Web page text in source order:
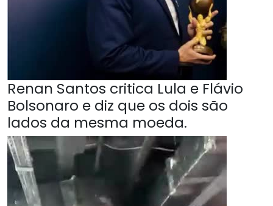
Renan Santos critica Lula e Flávio
Bolsonaro e diz que os dois são
lados da mesma moeda.